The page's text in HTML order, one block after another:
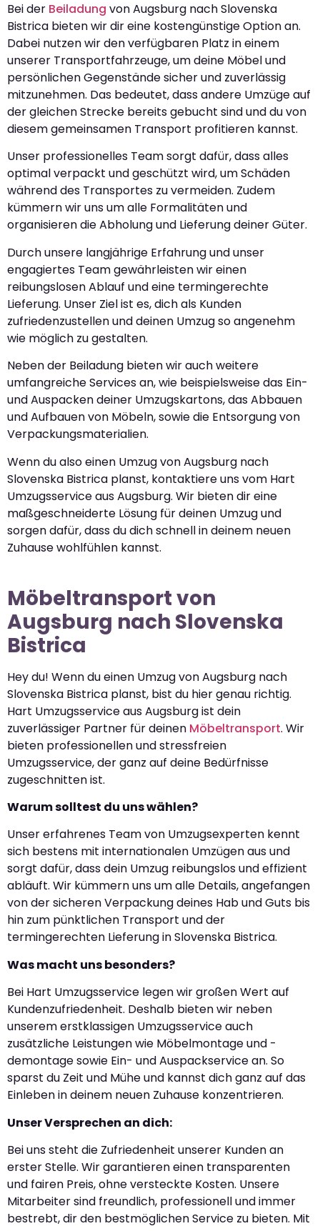
Bei der Beiladung von Augsburg nach Slovenska
Bistrica bieten wir dir eine kostengünstige Option an.
Dabei nutzen wir den verfügbaren Platz in einem
unserer Transportfahrzeuge, um deine Möbel und
persönlichen Gegenstände sicher und zuverlässig
mitzunehmen. Das bedeutet, dass andere Umzüge auf
der gleichen Strecke bereits gebucht sind und du von
diesem gemeinsamen Transport profitieren kannst.
Unser professionelles Team sorgt dafür, dass alles
optimal verpackt und geschützt wird, um Schäden
während des Transportes zu vermeiden. Zudem
kümmern wir uns um alle Formalitäten und
organisieren die Abholung und Lieferung deiner Güter.
Durch unsere langjährige Erfahrung und unser
engagiertes Team gewährleisten wir einen
reibungslosen Ablauf und eine termingerechte
Lieferung. Unser Ziel ist es, dich als Kunden
zufriedenzustellen und deinen Umzug so angenehm
wie möglich zu gestalten.
Neben der Beiladung bieten wir auch weitere
umfangreiche Services an, wie beispielsweise das Ein-
und Auspacken deiner Umzugskartons, das Abbauen
und Aufbauen von Möbeln, sowie die Entsorgung von
Verpackungsmaterialien.
Wenn du also einen Umzug von Augsburg nach
Slovenska Bistrica planst, kontaktiere uns vom Hart
Umzugsservice aus Augsburg. Wir bieten dir eine
maßgeschneiderte Lösung für deinen Umzug und
sorgen dafür, dass du dich schnell in deinem neuen
Zuhause wohlfühlen kannst.
Möbeltransport von
Augsburg nach Slovenska
Bistrica
Hey du! Wenn du einen Umzug von Augsburg nach
Slovenska Bistrica planst, bist du hier genau richtig.
Hart Umzugsservice aus Augsburg ist dein
zuverlässiger Partner für deinen Möbeltransport. Wir
bieten professionellen und stressfreien
Umzugsservice, der ganz auf deine Bedürfnisse
zugeschnitten ist.
Warum solltest du uns wählen?
Unser erfahrenes Team von Umzugsexperten kennt
sich bestens mit internationalen Umzügen aus und
sorgt dafür, dass dein Umzug reibungslos und effizient
abläuft. Wir kümmern uns um alle Details, angefangen
von der sicheren Verpackung deines Hab und Guts bis
hin zum pünktlichen Transport und der
termingerechten Lieferung in Slovenska Bistrica.
Was macht uns besonders?
Bei Hart Umzugsservice legen wir großen Wert auf
Kundenzufriedenheit. Deshalb bieten wir neben
unserem erstklassigen Umzugsservice auch
zusätzliche Leistungen wie Möbelmontage und -
demontage sowie Ein- und Auspackservice an. So
sparst du Zeit und Mühe und kannst dich ganz auf das
Einleben in deinem neuen Zuhause konzentrieren.
Unser Versprechen an dich:
Bei uns steht die Zufriedenheit unserer Kunden an
erster Stelle. Wir garantieren einen transparenten
und fairen Preis, ohne versteckte Kosten. Unsere
Mitarbeiter sind freundlich, professionell und immer
bestrebt, dir den bestmöglichen Service zu bieten. Mit